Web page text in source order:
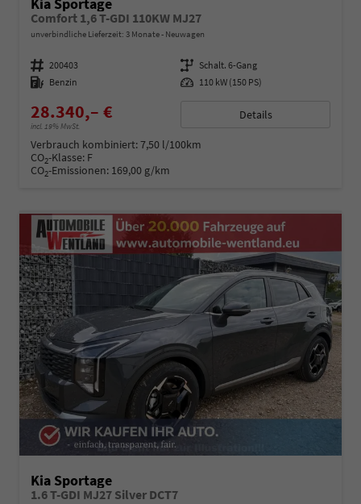
Kia Sportage
Comfort 1,6 T-GDI 110KW MJ27
unverbindliche Lieferzeit: 3 Monate Neuwagen
Fahrzeugnummer 200403 Getriebe Schalt. 6-Gang
Kraftstoff Benzin Leistung 110 kW (150 PS)
28.340,– €
incl. 19% MwSt.
Details
Verbrauch kombiniert:7,50 l/100km
CO2-Klasse: F
CO2-Emissionen: 169,00 g/km
Kia Sportage
1.6 T-GDI MJ27 Silver DCT7